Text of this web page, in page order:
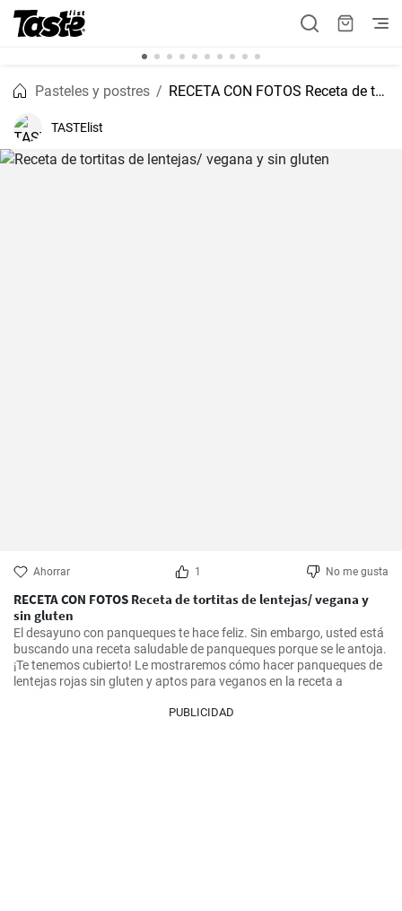
Pasteles y postres RECETA CON FOTOS Receta de tortitas de lentejas/ vegana y sin gluten
TASTElist
Ahorrar 1 No me gusta
RECETA CON FOTOS Receta de tortitas de lentejas/ vegana y
sin gluten
El desayuno con panqueques te hace feliz. Sin embargo, usted está
buscando una receta saludable de panqueques porque se le antoja.
¡Te tenemos cubierto! Le mostraremos cómo hacer panqueques de
lentejas rojas sin gluten y aptos para veganos en la receta a
PUBLICIDAD